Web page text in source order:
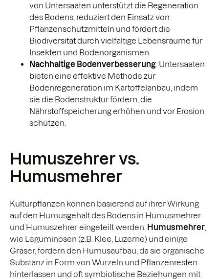
von Untersaaten unterstützt die Regeneration
des Bodens, reduziert den Einsatz von
Pflanzenschutzmitteln und fördert die
Biodiversität durch vielfältige Lebensräume für
Insekten und Bodenorganismen.
Nachhaltige Bodenverbesserung: Untersaaten
bieten eine effektive Methode zur
Bodenregeneration im Kartoffelanbau, indem
sie die Bodenstruktur fördern, die
Nährstoffspeicherung erhöhen und vor Erosion
schützen.
Humuszehrer vs.
Humusmehrer
Kulturpflanzen können basierend auf ihrer Wirkung
auf den Humusgehalt des Bodens in Humusmehrer
und Humuszehrer eingeteilt werden. Humusmehrer
wie Leguminosen (z.B. Klee, Luzerne) und einige
Gräser, fördern den Humusaufbau, da sie organische
Substanz in Form von Wurzeln und Pflanzenresten
hinterlassen und oft symbiotische Beziehungen mit